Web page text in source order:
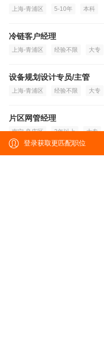
上海-青浦区 5-10年 本科
冷链客户经理
上海-青浦区 经验不限 大专
设备规划设计专员/主管
上海-青浦区 经验不限 大专
片区网管经理
南宁-良庆区 3年以上 大专
登录获取更匹配职位